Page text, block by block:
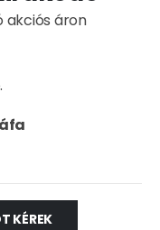
akciós áron
KÉREK